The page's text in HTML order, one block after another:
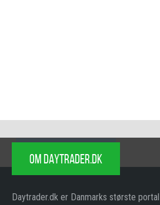
OM DAYTRADER.DK
Daytrader.dk er Danmarks største